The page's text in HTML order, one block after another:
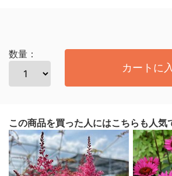
数量：
カートに
この商品を買った人にはこちらも人気